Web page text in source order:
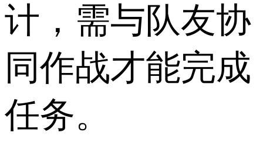
计，需与队友协
同作战才能完成
任务。